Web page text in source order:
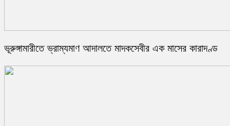
ভূরুঙ্গামারীতে ভ্রাম্যমাণ আদালতে মাদকসেবীর এক মাসের কারাদণ্ড